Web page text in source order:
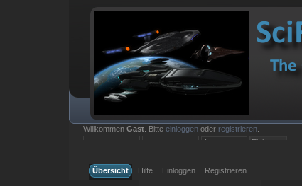
WillkommenGast . Bitteeinloggen oder registrieren
Übersicht
Hilfe Einloggen Registrieren